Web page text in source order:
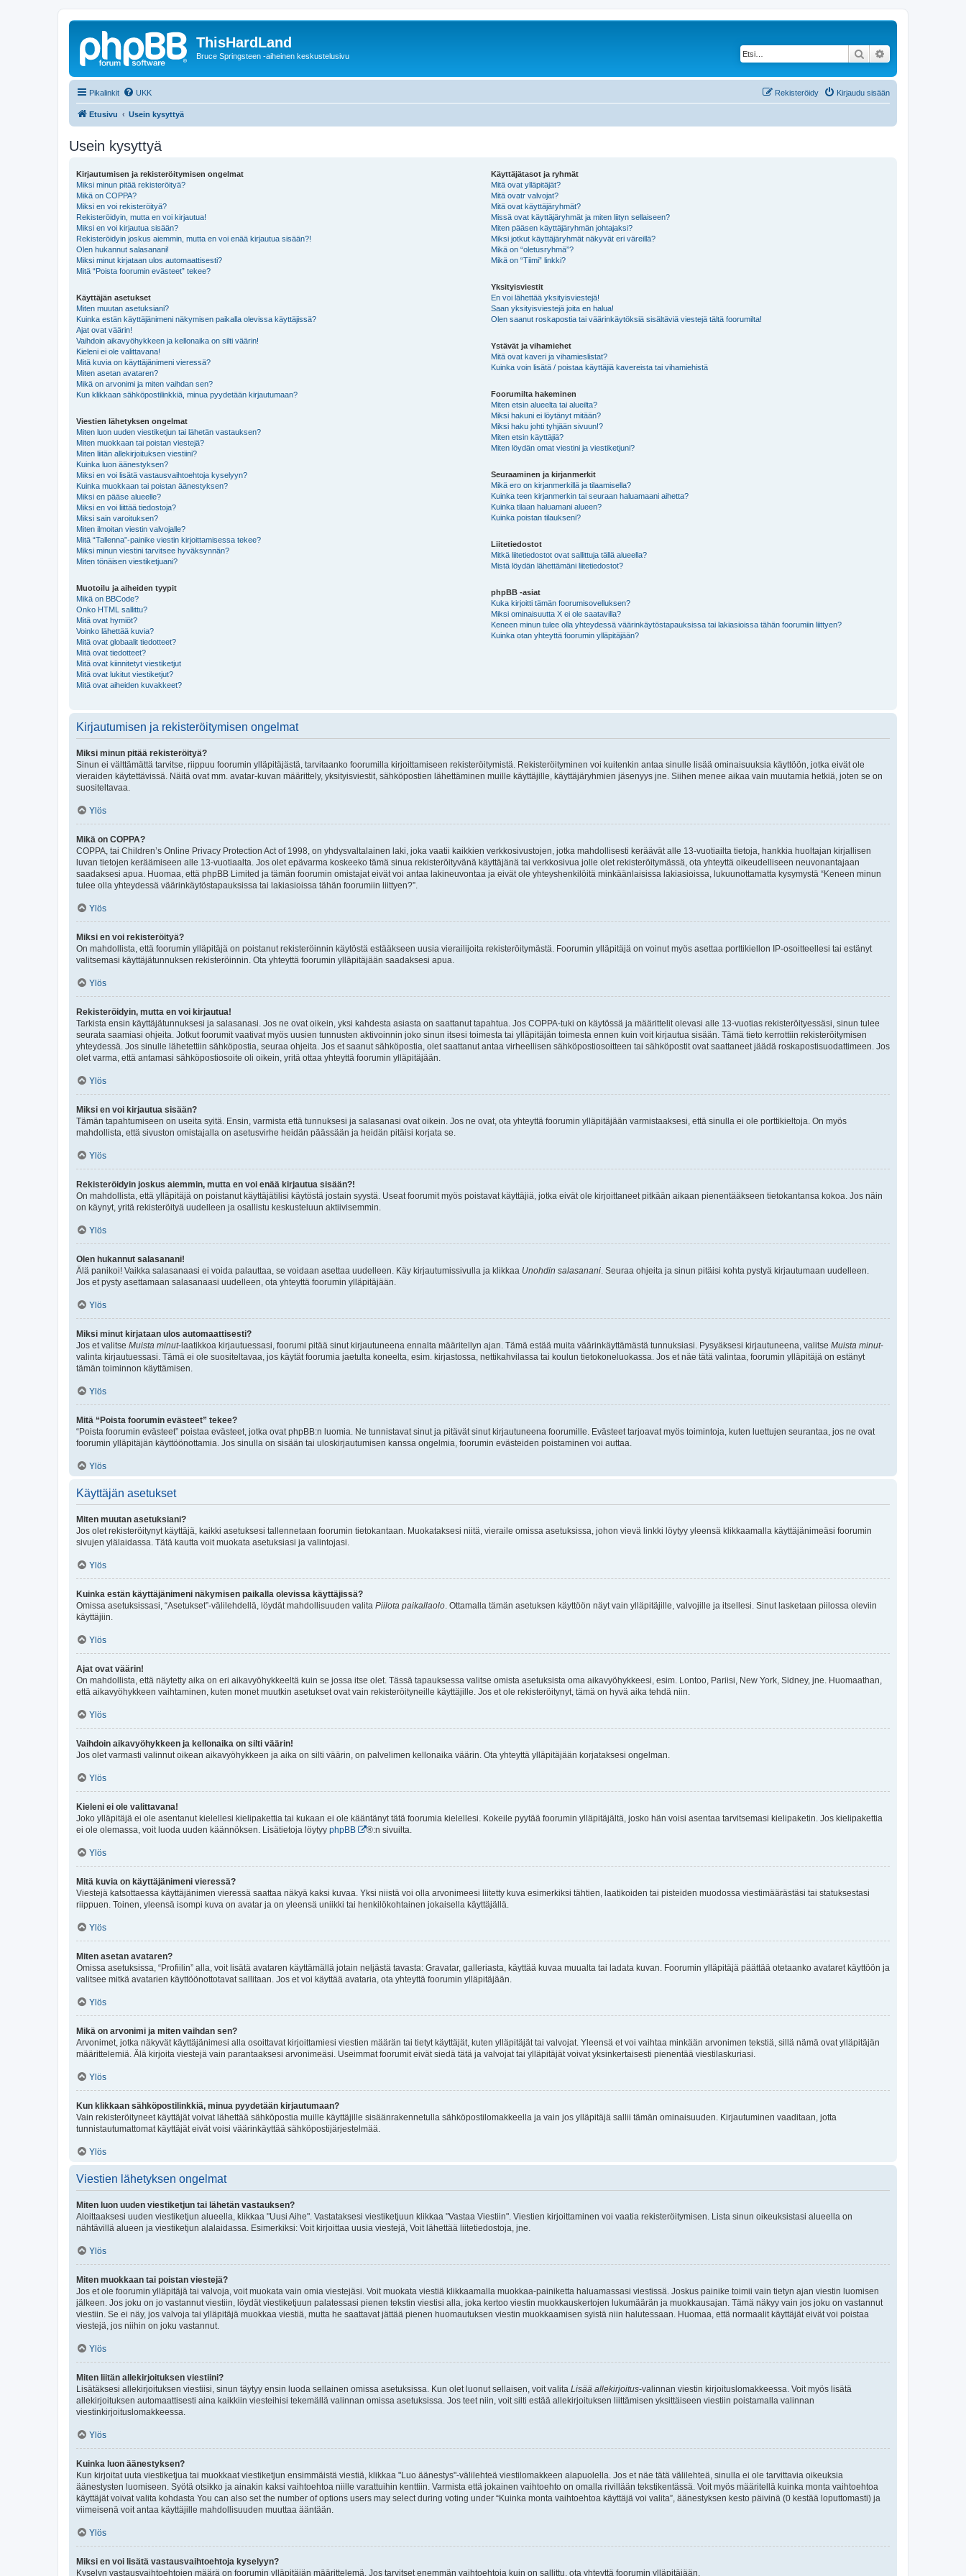
ThisHardLand
Bruce Springsteen -aiheinen keskustelusivu Etsi
Pikalinkit UKK Kirjaudu sisään
Rekisteröidy
Etusivu Usein kysyttyä
Usein kysyttyä
Kirjautumisen ja rekisteröitymisen ongelmat
Miksi minun pitää rekisteröityä?
Mikä on COPPA?
Miksi en voi rekisteröityä?
Rekisteröidyin, mutta en voi kirjautua!
Miksi en voi kirjautua sisään?
Rekisteröidyin joskus aiemmin, mutta en voi enää kirjautua sisään?!
Olen hukannut salasanani!
Miksi minut kirjataan ulos automaattisesti?
Mitä “Poista foorumin evästeet” tekee?
Käyttäjän asetukset
Miten muutan asetuksiani?
Kuinka estän käyttäjänimeni näkymisen paikalla olevissa käyttäjissä?
Ajat ovat väärin!
Vaihdoin aikavyöhykkeen ja kellonaika on silti väärin!
Kieleni ei ole valittavana!
Mitä kuvia on käyttäjänimeni vieressä?
Miten asetan avataren?
Mikä on arvonimi ja miten vaihdan sen?
Kun klikkaan sähköpostilinkkiä, minua pyydetään kirjautumaan?
Viestien lähetyksen ongelmat
Miten luon uuden viestiketjun tai lähetän vastauksen?
Miten muokkaan tai poistan viestejä?
Miten liitän allekirjoituksen viestiini?
Kuinka luon äänestyksen?
Miksi en voi lisätä vastausvaihtoehtoja kyselyyn?
Kuinka muokkaan tai poistan äänestyksen?
Miksi en pääse alueelle?
Miksi en voi liittää tiedostoja?
Miksi sain varoituksen?
Miten ilmoitan viestin valvojalle?
Mitä “Tallenna”-painike viestin kirjoittamisessa tekee?
Miksi minun viestini tarvitsee hyväksynnän?
Miten tönäisen viestiketjuani?
Muotoilu ja aiheiden tyypit
Mikä on BBCode?
Onko HTML sallittu?
Mitä ovat hymiöt?
Voinko lähettää kuvia?
Mitä ovat globaalit tiedotteet?
Mitä ovat tiedotteet?
Mitä ovat kiinnitetyt viestiketjut
Mitä ovat lukitut viestiketjut?
Mitä ovat aiheiden kuvakkeet?
Käyttäjätasot ja ryhmät
Mitä ovat ylläpitäjät?
Mitä ovatr valvojat?
Mitä ovat käyttäjäryhmät?
Missä ovat käyttäjäryhmät ja miten liityn sellaiseen?
Miten pääsen käyttäjäryhmän johtajaksi?
Miksi jotkut käyttäjäryhmät näkyvät eri väreillä?
Mikä on “oletusryhmä”?
Mikä on “Tiimi” linkki?
Yksityisviestit
En voi lähettää yksityisviestejä!
Saan yksityisviestejä joita en halua!
Olen saanut roskapostia tai väärinkäytöksiä sisältäviä viestejä tältä foorumilta!
Ystävät ja vihamiehet
Mitä ovat kaveri ja vihamieslistat?
Kuinka voin lisätä / poistaa käyttäjiä kavereista tai vihamiehistä
Foorumilta hakeminen
Miten etsin alueelta tai alueilta?
Miksi hakuni ei löytänyt mitään?
Miksi haku johti tyhjään sivuun!?
Miten etsin käyttäjiä?
Miten löydän omat viestini ja viestiketjuni?
Seuraaminen ja kirjanmerkit
Mikä ero on kirjanmerkillä ja tilaamisella?
Kuinka teen kirjanmerkin tai seuraan haluamaani aihetta?
Kuinka tilaan haluamani alueen?
Kuinka poistan tilaukseni?
Liitetiedostot
Mitkä liitetiedostot ovat sallittuja tällä alueella?
Mistä löydän lähettämäni liitetiedostot?
phpBB -asiat
Kuka kirjoitti tämän foorumisovelluksen?
Miksi ominaisuutta X ei ole saatavilla?
Keneen minun tulee olla yhteydessä väärinkäytöstapauksissa tai lakiasioissa tähän foorumiin liittyen?
Kuinka otan yhteyttä foorumin ylläpitäjään?
Kirjautumisen ja rekisteröitymisen ongelmat
Miksi minun pitää rekisteröityä?
Sinun ei välttämättä tarvitse, riippuu foorumin ylläpitäjästä, tarvitaanko foorumilla kirjoittamiseen rekisteröitymistä. Rekisteröityminen voi kuitenkin antaa sinulle lisää ominaisuuksia käyttöön, jotka eivät ole
vieraiden käytettävissä. Näitä ovat mm. avatar-kuvan määrittely, yksityisviestit, sähköpostien lähettäminen muille käyttäjille, käyttäjäryhmien jäsenyys jne. Siihen menee aikaa vain muutamia hetkiä, joten se on
suositeltavaa.
Ylös
Mikä on COPPA?
COPPA, tai Children’s Online Privacy Protection Act of 1998, on yhdysvaltalainen laki, joka vaatii kaikkien verkkosivustojen, jotka mahdollisesti keräävät alle 13-vuotiailta tietoja, hankkia huoltajan kirjallisen
luvan tietojen keräämiseen alle 13-vuotiaalta. Jos olet epävarma koskeeko tämä sinua rekisteröityvänä käyttäjänä tai verkkosivua jolle olet rekisteröitymässä, ota yhteyttä oikeudelliseen neuvonantajaan
saadaksesi apua. Huomaa, että phpBB Limited ja tämän foorumin omistajat eivät voi antaa lakineuvontaa ja eivät ole yhteyshenkilöitä minkäänlaisissa lakiasioissa, lukuunottamatta kysymystä “Keneen minun
tulee olla yhteydessä väärinkäytöstapauksissa tai lakiasioissa tähän foorumiin liittyen?”.
Ylös
Miksi en voi rekisteröityä?
On mahdollista, että foorumin ylläpitäjä on poistanut rekisteröinnin käytöstä estääkseen uusia vierailijoita rekisteröitymästä. Foorumin ylläpitäjä on voinut myös asettaa porttikiellon IP-osoitteellesi tai estänyt
valitsemasi käyttäjätunnuksen rekisteröinnin. Ota yhteyttä foorumin ylläpitäjään saadaksesi apua.
Ylös
Rekisteröidyin, mutta en voi kirjautua!
Tarkista ensin käyttäjätunnuksesi ja salasanasi. Jos ne ovat oikein, yksi kahdesta asiasta on saattanut tapahtua. Jos COPPA-tuki on käytössä ja määrittelit olevasi alle 13-vuotias rekisteröityessäsi, sinun tulee
seurata saamiasi ohjeita. Jotkut foorumit vaativat myös uusien tunnusten aktivoinnin joko sinun itsesi toimesta tai ylläpitäjän toimesta ennen kuin voit kirjautua sisään. Tämä tieto kerrottiin rekisteröitymisen
yhteydessä. Jos sinulle lähetettiin sähköpostia, seuraa ohjeita. Jos et saanut sähköpostia, olet saattanut antaa virheellisen sähköpostiosoitteen tai sähköpostit ovat saattaneet jäädä roskapostisuodattimeen. Jos
olet varma, että antamasi sähköpostiosoite oli oikein, yritä ottaa yhteyttä foorumin ylläpitäjään.
Ylös
Miksi en voi kirjautua sisään?
Tämän tapahtumiseen on useita syitä. Ensin, varmista että tunnuksesi ja salasanasi ovat oikein. Jos ne ovat, ota yhteyttä foorumin ylläpitäjään varmistaaksesi, että sinulla ei ole porttikieltoja. On myös
mahdollista, että sivuston omistajalla on asetusvirhe heidän päässään ja heidän pitäisi korjata se.
Ylös
Rekisteröidyin joskus aiemmin, mutta en voi enää kirjautua sisään?!
On mahdollista, että ylläpitäjä on poistanut käyttäjätilisi käytöstä jostain syystä. Useat foorumit myös poistavat käyttäjiä, jotka eivät ole kirjoittaneet pitkään aikaan pienentääkseen tietokantansa kokoa. Jos näin
on käynyt, yritä rekisteröityä uudelleen ja osallistu keskusteluun aktiivisemmin.
Ylös
Olen hukannut salasanani!
Älä panikoi! Vaikka salasanaasi ei voida palauttaa, se voidaan asettaa uudelleen. Käy kirjautumissivulla ja klikkaa Unohdin salasanani . Seuraa ohjeita ja sinun pitäisi kohta pystyä kirjautumaan uudelleen.
Jos et pysty asettamaan salasanaasi uudelleen, ota yhteyttä foorumin ylläpitäjään.
Ylös
Miksi minut kirjataan ulos automaattisesti?
Jos et valitse Muista minut-laatikkoa kirjautuessasi, foorumi pitää sinut kirjautuneena ennalta määritellyn ajan. Tämä estää muita väärinkäyttämästä tunnuksiasi. Pysyäksesi kirjautuneena, valitse Muista minut-
valinta kirjautuessasi. Tämä ei ole suositeltavaa, jos käytät foorumia jaetulta koneelta, esim. kirjastossa, nettikahvilassa tai koulun tietokoneluokassa. Jos et näe tätä valintaa, foorumin ylläpitäjä on estänyt
tämän toiminnon käyttämisen.
Ylös
Mitä “Poista foorumin evästeet” tekee?
“Poista foorumin evästeet” poistaa evästeet, jotka ovat phpBB:n luomia. Ne tunnistavat sinut ja pitävät sinut kirjautuneena foorumille. Evästeet tarjoavat myös toimintoja, kuten luettujen seurantaa, jos ne ovat
foorumin ylläpitäjän käyttöönottamia. Jos sinulla on sisään tai uloskirjautumisen kanssa ongelmia, foorumin evästeiden poistaminen voi auttaa.
Ylös
Käyttäjän asetukset
Miten muutan asetuksiani?
Jos olet rekisteröitynyt käyttäjä, kaikki asetuksesi tallennetaan foorumin tietokantaan. Muokataksesi niitä, vieraile omissa asetuksissa, johon vievä linkki löytyy yleensä klikkaamalla käyttäjänimeäsi foorumin
sivujen ylälaidassa. Tätä kautta voit muokata asetuksiasi ja valintojasi.
Ylös
Kuinka estän käyttäjänimeni näkymisen paikalla olevissa käyttäjissä?
Omissa asetuksissasi, “Asetukset”-välilehdellä, löydät mahdollisuuden valita Piilota paikallaolo . Ottamalla tämän asetuksen käyttöön näyt vain ylläpitäjille, valvojille ja itsellesi. Sinut lasketaan piilossa oleviin
käyttäjiin.
Ylös
Ajat ovat väärin!
On mahdollista, että näytetty aika on eri aikavyöhykkeeltä kuin se jossa itse olet. Tässä tapauksessa valitse omista asetuksista oma aikavyöhykkeesi, esim. Lontoo, Pariisi, New York, Sidney, jne. Huomaathan,
että aikavyöhykkeen vaihtaminen, kuten monet muutkin asetukset ovat vain rekisteröityneille käyttäjille. Jos et ole rekisteröitynyt, tämä on hyvä aika tehdä niin.
Ylös
Vaihdoin aikavyöhykkeen ja kellonaika on silti väärin!
Jos olet varmasti valinnut oikean aikavyöhykkeen ja aika on silti väärin, on palvelimen kellonaika väärin. Ota yhteyttä ylläpitäjään korjataksesi ongelman.
Ylös
Kieleni ei ole valittavana!
Joko ylläpitäjä ei ole asentanut kielellesi kielipakettia tai kukaan ei ole kääntänyt tätä foorumia kielellesi. Kokeile pyytää foorumin ylläpitäjältä, josko hän voisi asentaa tarvitsemasi kielipaketin. Jos kielipakettia
ei ole olemassa, voit luoda uuden käännöksen. Lisätietoja löytyy phpBB ®:n sivuilta.
Ylös
Mitä kuvia on käyttäjänimeni vieressä?
Viestejä katsottaessa käyttäjänimen vieressä saattaa näkyä kaksi kuvaa. Yksi niistä voi olla arvonimeesi liitetty kuva esimerkiksi tähtien, laatikoiden tai pisteiden muodossa viestimäärästäsi tai statuksestasi
riippuen. Toinen, yleensä isompi kuva on avatar ja on yleensä uniikki tai henkilökohtainen jokaisella käyttäjällä.
Ylös
Miten asetan avataren?
Omissa asetuksissa, “Profiilin” alla, voit lisätä avataren käyttämällä jotain neljästä tavasta: Gravatar, galleriasta, käyttää kuvaa muualta tai ladata kuvan. Foorumin ylläpitäjä päättää otetaanko avataret käyttöön ja
valitsee mitkä avatarien käyttöönottotavat sallitaan. Jos et voi käyttää avataria, ota yhteyttä foorumin ylläpitäjään.
Ylös
Mikä on arvonimi ja miten vaihdan sen?
Arvonimet, jotka näkyvät käyttäjänimesi alla osoittavat kirjoittamiesi viestien määrän tai tietyt käyttäjät, kuten ylläpitäjät tai valvojat. Yleensä et voi vaihtaa minkään arvonimen tekstiä, sillä nämä ovat ylläpitäjän
määrittelemiä. Älä kirjoita viestejä vain parantaaksesi arvonimeäsi. Useimmat foorumit eivät siedä tätä ja valvojat tai ylläpitäjät voivat yksinkertaisesti pienentää viestilaskuriasi.
Ylös
Kun klikkaan sähköpostilinkkiä, minua pyydetään kirjautumaan?
Vain rekisteröityneet käyttäjät voivat lähettää sähköpostia muille käyttäjille sisäänrakennetulla sähköpostilomakkeella ja vain jos ylläpitäjä sallii tämän ominaisuuden. Kirjautuminen vaaditaan, jotta
tunnistautumattomat käyttäjät eivät voisi väärinkäyttää sähköpostijärjestelmää.
Ylös
Viestien lähetyksen ongelmat
Miten luon uuden viestiketjun tai lähetän vastauksen?
Aloittaaksesi uuden viestiketjun alueella, klikkaa "Uusi Aihe". Vastataksesi viestiketjuun klikkaa "Vastaa Viestiin". Viestien kirjoittaminen voi vaatia rekisteröitymisen. Lista sinun oikeuksistasi alueella on
nähtävillä alueen ja viestiketjun alalaidassa. Esimerkiksi: Voit kirjoittaa uusia viestejä, Voit lähettää liitetiedostoja, jne.
Ylös
Miten muokkaan tai poistan viestejä?
Jos et ole foorumin ylläpitäjä tai valvoja, voit muokata vain omia viestejäsi. Voit muokata viestiä klikkaamalla muokkaa-painiketta haluamassasi viestissä. Joskus painike toimii vain tietyn ajan viestin luomisen
jälkeen. Jos joku on jo vastannut viestiin, löydät viestiketjuun palatessasi pienen tekstin viestisi alla, joka kertoo viestin muokkauskertojen lukumäärän ja muokkausajan. Tämä näkyy vain jos joku on vastannut
viestiin. Se ei näy, jos valvoja tai ylläpitäjä muokkaa viestiä, mutta he saattavat jättää pienen huomautuksen viestin muokkaamisen syistä niin halutessaan. Huomaa, että normaalit käyttäjät eivät voi poistaa
viestejä, jos niihin on joku vastannut.
Ylös
Miten liitän allekirjoituksen viestiini?
Lisätäksesi allekirjoituksen viestiisi, sinun täytyy ensin luoda sellainen omissa asetuksissa. Kun olet luonut sellaisen, voit valita Lisää allekirjoitus-valinnan viestin kirjoituslomakkeessa. Voit myös lisätä
allekirjoituksen automaattisesti aina kaikkiin viesteihisi tekemällä valinnan omissa asetuksissa. Jos teet niin, voit silti estää allekirjoituksen liittämisen yksittäiseen viestiin poistamalla valinnan
viestinkirjoituslomakkeessa.
Ylös
Kuinka luon äänestyksen?
Kun kirjoitat uuta viestiketjua tai muokkaat viestiketjun ensimmäistä viestiä, klikkaa "Luo äänestys"-välilehteä viestilomakkeen alapuolella. Jos et näe tätä välilehteä, sinulla ei ole tarvittavia oikeuksia
äänestysten luomiseen. Syötä otsikko ja ainakin kaksi vaihtoehtoa niille varattuihin kenttiin. Varmista että jokainen vaihtoehto on omalla rivillään tekstikentässä. Voit myös määritellä kuinka monta vaihtoehtoa
käyttäjät voivat valita kohdasta You can also set the number of options users may select during voting under “Kuinka monta vaihtoehtoa käyttäjä voi valita”, äänestyksen kesto päivinä (0 kestää loputtomasti) ja
viimeisenä voit antaa käyttäjille mahdollisuuden muuttaa ääntään.
Ylös
Miksi en voi lisätä vastausvaihtoehtoja kyselyyn?
Kyselyn vastausvaihtoehtojen määrä on foorumin ylläpitäjän määrittelemä. Jos tarvitset enemmän vaihtoehtoja kuin on sallittu, ota yhteyttä foorumin ylläpitäjään.